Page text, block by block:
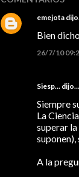
emejota
Bien
26/7/10
Siesp... dijo…
Siempre
La
superar
A la